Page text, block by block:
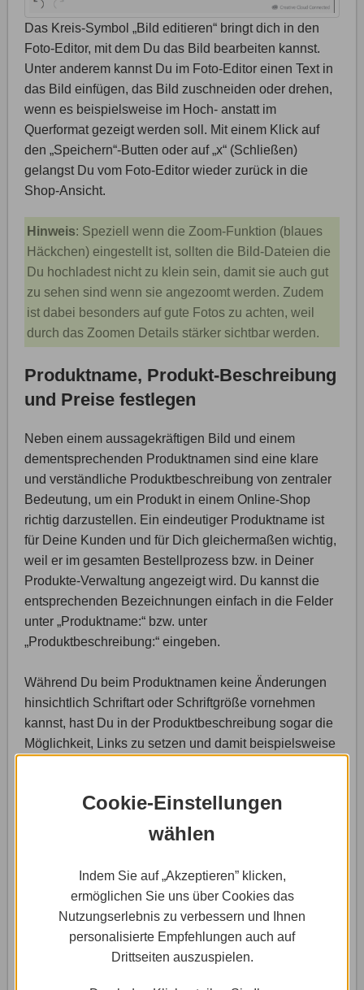
Cookie-Einstellungen
wählen
Indem Sie auf „Akzeptieren” klicken,
ermöglichen Sie uns über Cookies das
Nutzungserlebnis zu verbessern und Ihnen
personalisierte Empfehlungen auch auf
Drittseiten auszuspielen.
Das Kreis-Symbol „Bild editieren“ bringt dich in den
Foto-Editor, mit dem Du das Bild bearbeiten kannst.
Unter anderem kannst Du im Foto-Editor einen Text in
das Bild einfügen, das Bild zuschneiden oder drehen,
wenn es beispielsweise im Hoch- anstatt im
Querformat gezeigt werden soll. Mit einem Klick auf
den „Speichern“-Butten oder auf „x“ (Schließen)
gelangst Du vom Foto-Editor wieder zurück in die
Shop-Ansicht.
Hinweis: Speziell wenn die Zoom-Funktion (blaues
Häckchen) eingestellt ist, sollten die Bild-Dateien die
Du hochladest nicht zu klein sein, damit sie auch gut
zu sehen sind wenn sie angezoomt werden. Zudem
ist dabei besonders auf gute Fotos zu achten, weil
durch das Zoomen Details stärker sichtbar werden.
Produktname, Produkt-Beschreibung
und Preise festlegen
Neben einem aussagekräftigen Bild und einem
dementsprechenden Produktnamen sind eine klare
und verständliche Produktbeschreibung von zentraler
Bedeutung, um ein Produkt in einem Online-Shop
richtig darzustellen. Ein eindeutiger Produktname ist
für Deine Kunden und für Dich gleichermaßen wichtig,
weil er im gesamten Bestellprozess bzw. in Deiner
Produkte-Verwaltung angezeigt wird. Du kannst die
entsprechenden Bezeichnungen einfach in die Felder
unter „Produktname:“ bzw. unter
„Produktbeschreibung:“ eingeben.
Während Du beim Produktnamen keine Änderungen
hinsichtlich Schriftart oder Schriftgröße vornehmen
kannst, hast Du in der Produktbeschreibung sogar die
Möglichkeit, Links zu setzen und damit beispielsweise
öffnet sich, sobald Du etwas in das Feld
„Produktbeschreibung:“ schreibst.